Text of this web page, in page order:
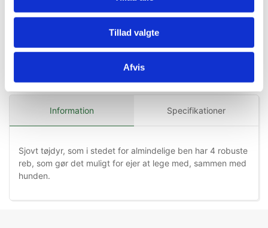
Tillad valgte
Afvis
Information Specifikationer
Sjovt tøjdyr, som i stedet for almindelige ben har 4 robuste
reb, som gør det muligt for ejer at lege med, sammen med
hunden.